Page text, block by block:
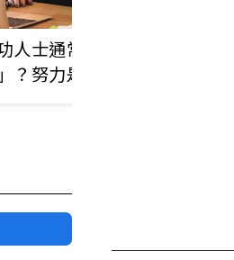
人士通常不說「我
？努力是基本，執